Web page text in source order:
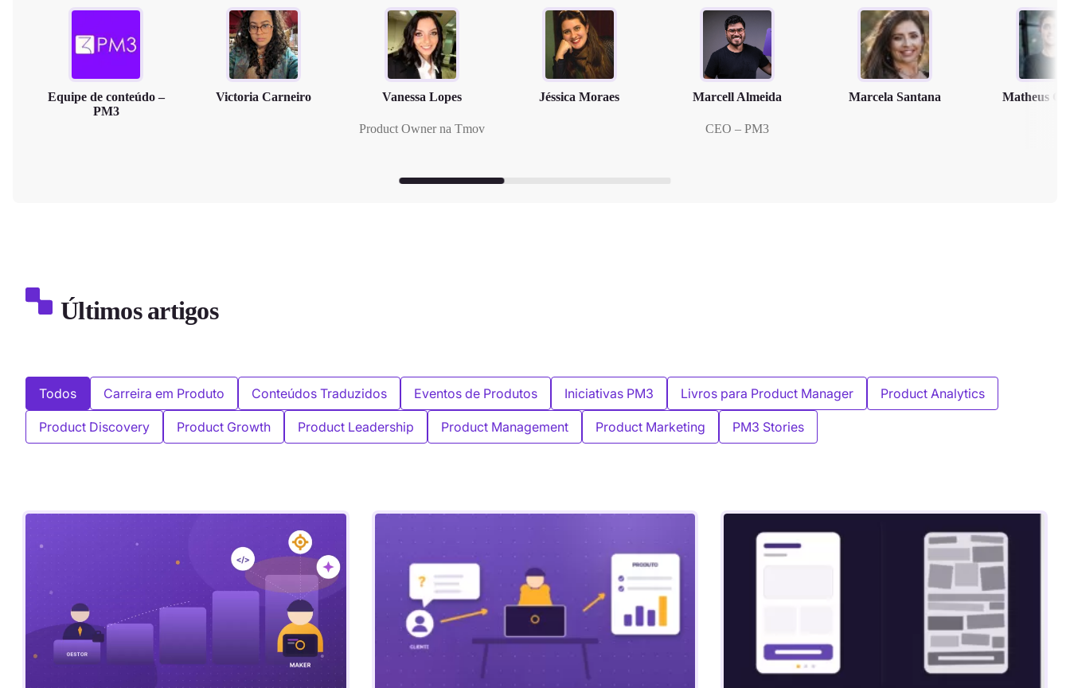
Equipe de conteúdo –
PM3
Victoria Carneiro Vanessa Lopes
Product Owner na Tmov
Jéssica Moraes Marcell Almeida
CEO – PM3
Marcela Santana Matheus
Últimos artigos
Todos Carreira em Produto Conteúdos Traduzidos Eventos de Produtos Iniciativas PM3 Livros para Product Manager Product Analytics
Product Discovery Product Growth Product Leadership Product Management Product Marketing PM3 Stories